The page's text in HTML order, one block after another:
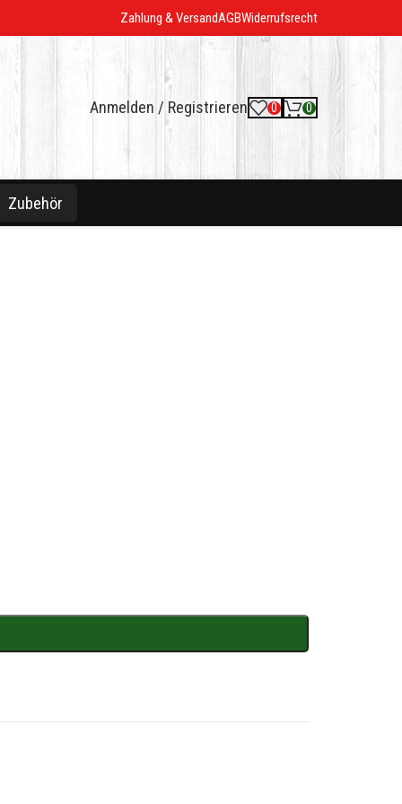
Zahlung & VersandAGBWiderrufsrecht
Anmelden / Registrieren 0 0
Zubehör